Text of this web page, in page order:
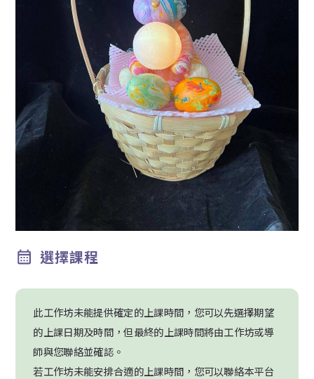
選擇課程
此工作坊未能提供確定的上課時間，您可以先選擇期望
的上課日期及時間，但最終的上課時間將由工作坊或導
師與您聯絡並確認。
若工作坊未能安排合適的上課時間，您可以聯絡本平台